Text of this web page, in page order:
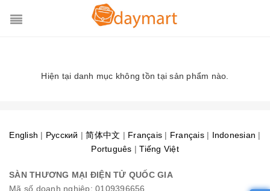
Hiện tại danh mục không tồn tại sản phẩm nào.
English | Pусский |简体中文 | Français | Français| Indonesian |
Português |Tiếng Việt
SÀN THƯƠNG MẠI ĐIỆN TỬ QUỐC GIA
Mã số doanh nghiệp: 0109396656